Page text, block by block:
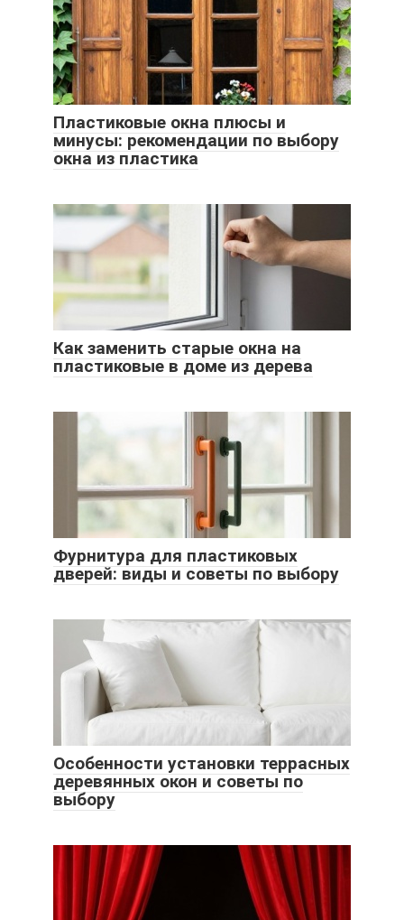
Пластиковые окна плюсы и
минусы: рекомендации по выбору
окна из пластика
Как заменить старые окна на
пластиковые в доме из дерева
Фурнитура для пластиковых
дверей: виды и советы по выбору
Особенности установки террасных
деревянных окон и советы по
выбору